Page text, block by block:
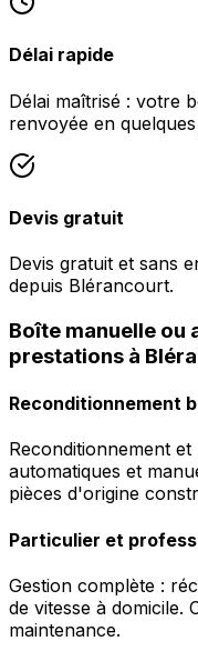
Délai rapide
Délai maîtrisé : votre
renvoyée en
Devis gratuit
Devis gratuit et sans
depuis Blérancourt.
Boîte manuelle ou
prestations à
Reconditionnement
Reconditionnement
automatiques et
pièces d'origine
Particulier et
Gestion complète :
de vitesse à domicile.
maintenance.